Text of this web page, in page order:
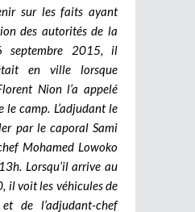
sur les faits ayant
des autorités de la
septembre 2015, il
en ville lorsque
Nion l’a appelé
le camp. L’adjudant le
par le caporal Sami
Mohamed Lowoko
Lorsqu’il arrive au
il voit les véhicules de
de l’adjudant-chef